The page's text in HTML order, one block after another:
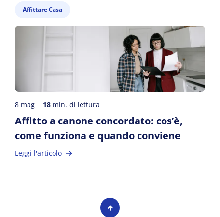
Affittare Casa
8 mag 18 min. di lettura
Affitto a canone concordato: cos’è,
come funziona e quando conviene
Leggi l'articolo